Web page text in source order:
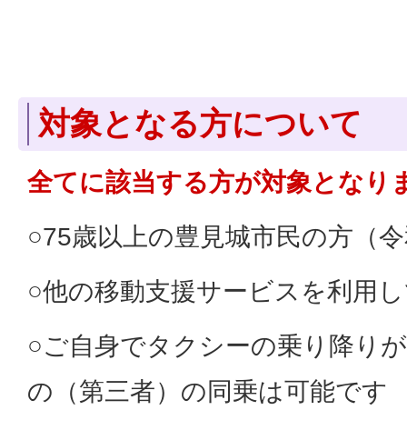
対象となる方について
全てに該当する方が対象となり
○75歳以上の豊見城市民の方（
○他の移動支援サービスを利用
○ご自身でタクシーの乗り降り
の（第三者）の同乗は可能です